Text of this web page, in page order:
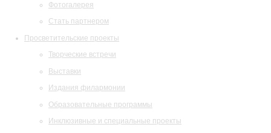
Фотогалерея
Стать партнером
Просветительские проекты
Творческие встречи
Выставки
Издания филармонии
Образовательные программы
Инклюзивные и специальные проекты